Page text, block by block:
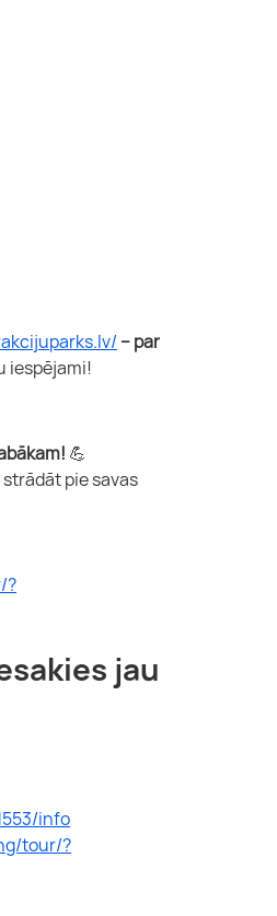
– par
iespējami!
💪
pie savas
?
jau
info
tour/?